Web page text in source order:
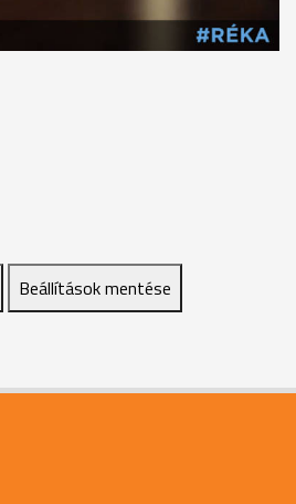
Beállítások mentése